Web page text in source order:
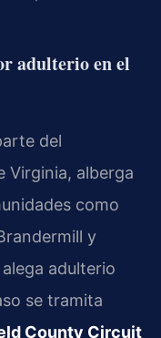
adulterio en el
del
Virginia, alberga
como
y
adulterio
se tramita
County Circuit